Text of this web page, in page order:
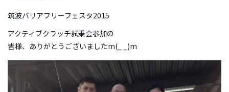
筑波バリアフリーフェスタ2015
アクティブクラッチ試乗会参加の
皆様、ありがとうございましたm(_ _)m